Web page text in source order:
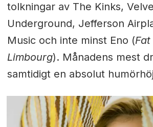
tolkningar av The Kinks,
Underground, Jefferson
Music och inte minst Eno (
Limbourg). Månadens mest
samtidigt en absolut